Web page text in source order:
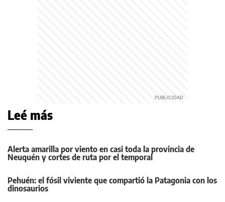
Leé más
Alerta amarilla por viento en casi toda la provincia de
Neuquén y cortes de ruta por el temporal
Pehuén: el fósil viviente que compartió la Patagonia con los
dinosaurios